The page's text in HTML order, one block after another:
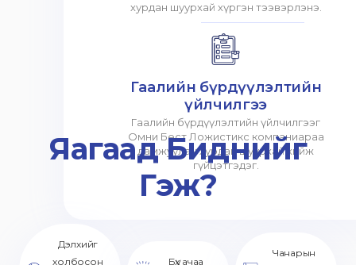
хурдан шуурхай хүргэн тээвэрлэнэ.
Гаалийн бүрдүүлэлтийн
үйлчилгээ
Гаалийн бүрдүүлэлтийн үйлчилгээг
Омни Бест Ложистикс компаниараа
дамжуулан хурдан шуурхай хийж
гүйцэтгэдэг.
Яагаад Биднийг
Гэж?
Дэлхийг
холбосон
Бүх ачаа
Чанарын